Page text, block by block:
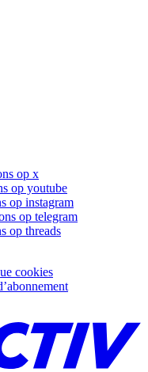
op x
op youtube
op instagram
op telegram
op threads
cookies